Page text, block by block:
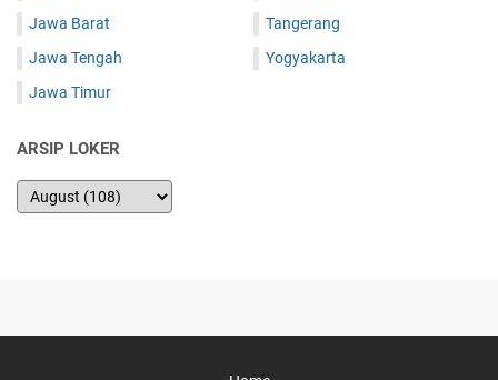
Jawa Barat
Jawa Tengah
Jawa Timur
Tangerang
Yogyakarta
ARSIP LOKER